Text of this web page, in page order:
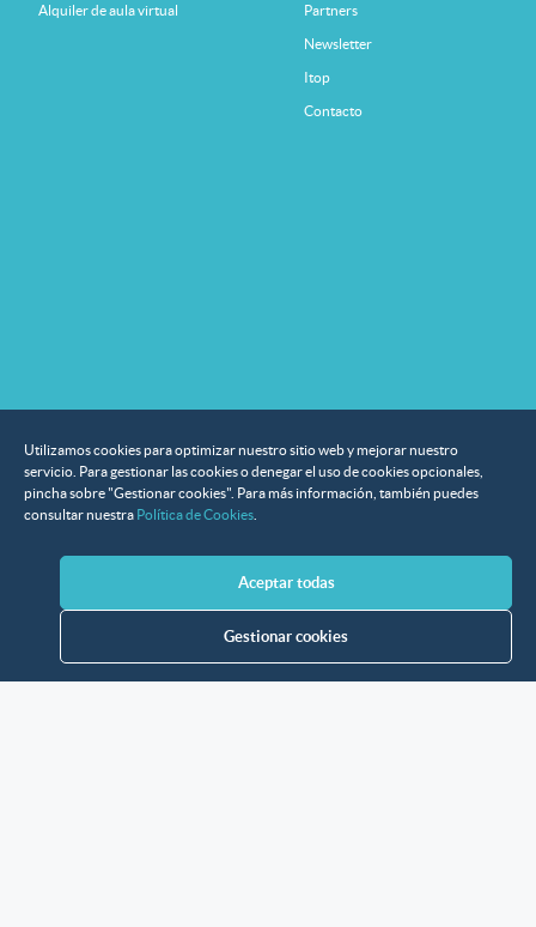
Utilizamos cookies para optimizar nuestro sitio web y mejorar nuestro
servicio. Para gestionar las cookies o denegar el uso de cookies opcionales,
pincha sobre "Gestionar cookies". Para más información, también puedes
consultar nuestra Política de Cookies
Aceptar todas
Gestionar cookies
Alquiler de aula virtual Partners
Newsletter
Itop
Contacto